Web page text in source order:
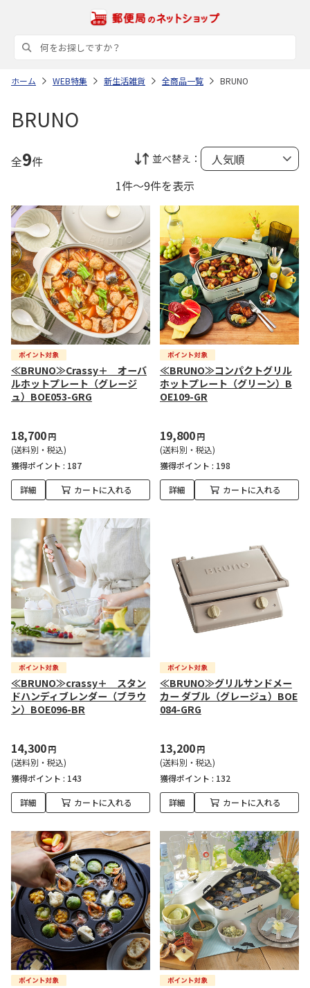
ホーム WEB特集 新生活雑貨 全商品一覧 BRUNO
BRUNO
全9件 並べ替え：
1件～9件を表示
≪BRUNO≫Crassy＋ オーバ
ルホットプレート（グレージ
ュ）BOE053-GRG
18,700円
(送料別・税込)
獲得ポイント : 187
詳細 カートに入れる
≪BRUNO≫コンパクトグリル
ホットプレート（グリーン）B
OE109-GR
19,800円
(送料別・税込)
獲得ポイント : 198
詳細 カートに入れる
≪BRUNO≫crassy＋ スタン
ドハンディブレンダー（ブラウ
ン）BOE096-BR
14,300円
(送料別・税込)
獲得ポイント : 143
詳細 カートに入れる
≪BRUNO≫グリルサンドメー
カー ダブル（グレージュ）BOE
084-GRG
13,200円
(送料別・税込)
獲得ポイント : 132
詳細 カートに入れる